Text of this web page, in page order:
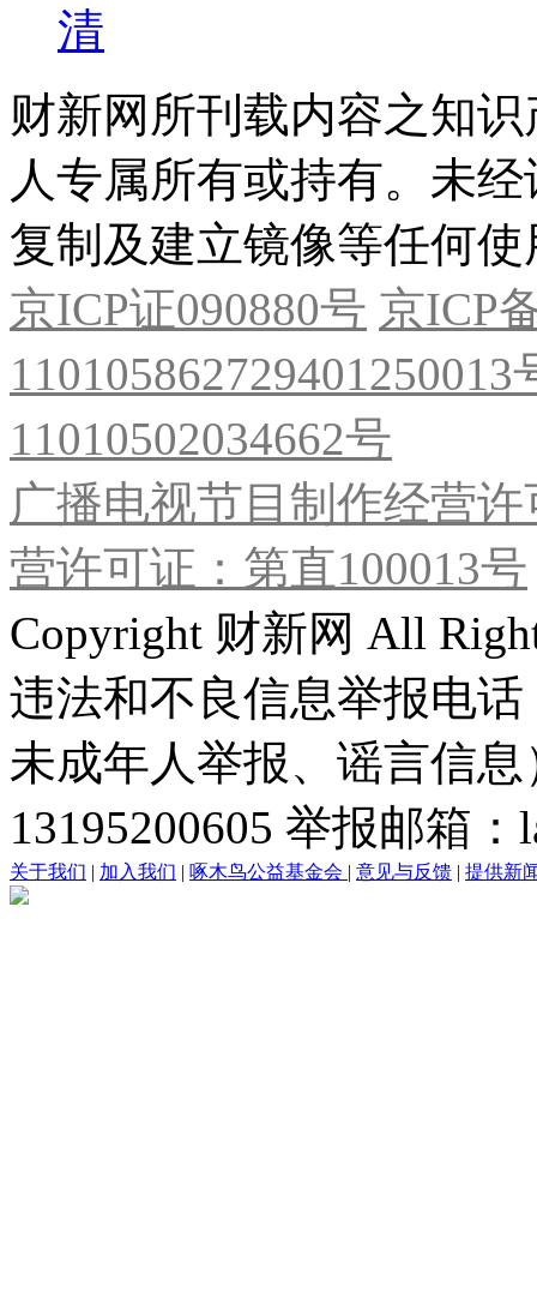
清
财新网所刊载内容之知
人专属所有或持有。未
复制及建立镜像等任何使
京ICP证090880号 京ICP
11010502034662号
广播电视节目制作经营
营许可证：第直100013号
Copyright 财新网 All
违法和不良信息举报电
未成年人举报、谣言信
13195200605 举报邮箱
关于我们 | 加入我们 | 啄木鸟公益基金会 | 意见与反馈 | 提供新